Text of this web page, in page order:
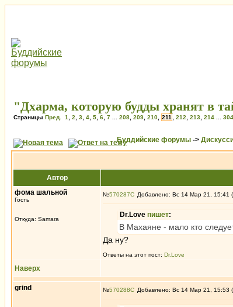
"Дхарма, которую будды хранят в
Страницы Пред. 1 2 3 4 5 6 7 208 209 210 211 212 213 214 304
Буддийские форумы ->
Автор
фома шальной
Гость
Откуда: Samara
№570287 Добавлено: Вс 14 Мар 21, 15:41
Dr.Love пишет:
В Махаяне - мало кто
Да ну?
Ответы на этот пост: Dr.Love
Наверх
grind №570288 Добавлено: Вс 14 Мар 21, 15:53